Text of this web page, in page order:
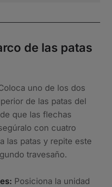
de las patas
uno de los dos
de las patas del
que las flechas
con cuatro
las patas y repite este
travesaño.
Posiciona la unidad